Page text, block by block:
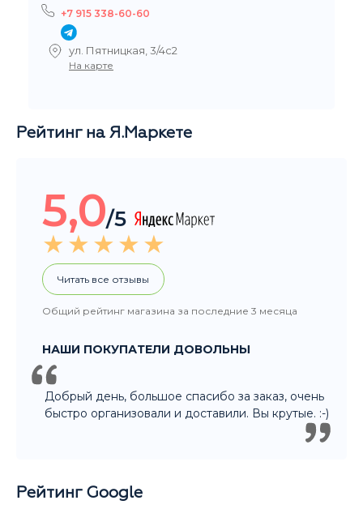
+7 915 338-60-60
ул. Пятницкая, 3/4с2
На карте
Рейтинг на Я.Маркете
5,0/5
Читать все отзывы
Общий рейтинг магазина за последние 3 месяца
НАШИ ПОКУПАТЕЛИ ДОВОЛЬНЫ
Добрый день, большое спасибо за заказ, очень
быстро организовали и доставили. Вы крутые. :-)
Рейтинг Google